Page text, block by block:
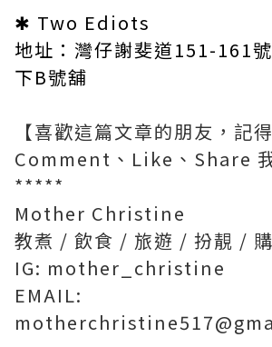
✱ Two Ediots
地址：灣仔謝斐道151-161
下B號舖
【喜歡這篇文章的朋友，記得
Comment、Like、Share 我
*****
Mother Christine
教煮 / 飲食 / 旅遊 / 扮靚 /
IG: mother_christine
EMAIL: